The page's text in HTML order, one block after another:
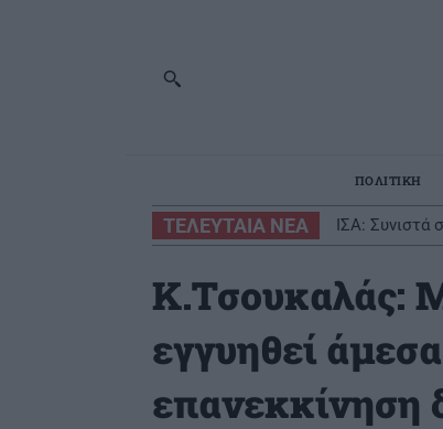
ΠΟΛΙΤΙΚΗ
ΤΕΛΕΥΤΑΙΑ ΝΕΑ ΙΣΑ: Συνιστά
Κ.Τσουκαλάς:
εγγυηθεί
επανεκκίνηση